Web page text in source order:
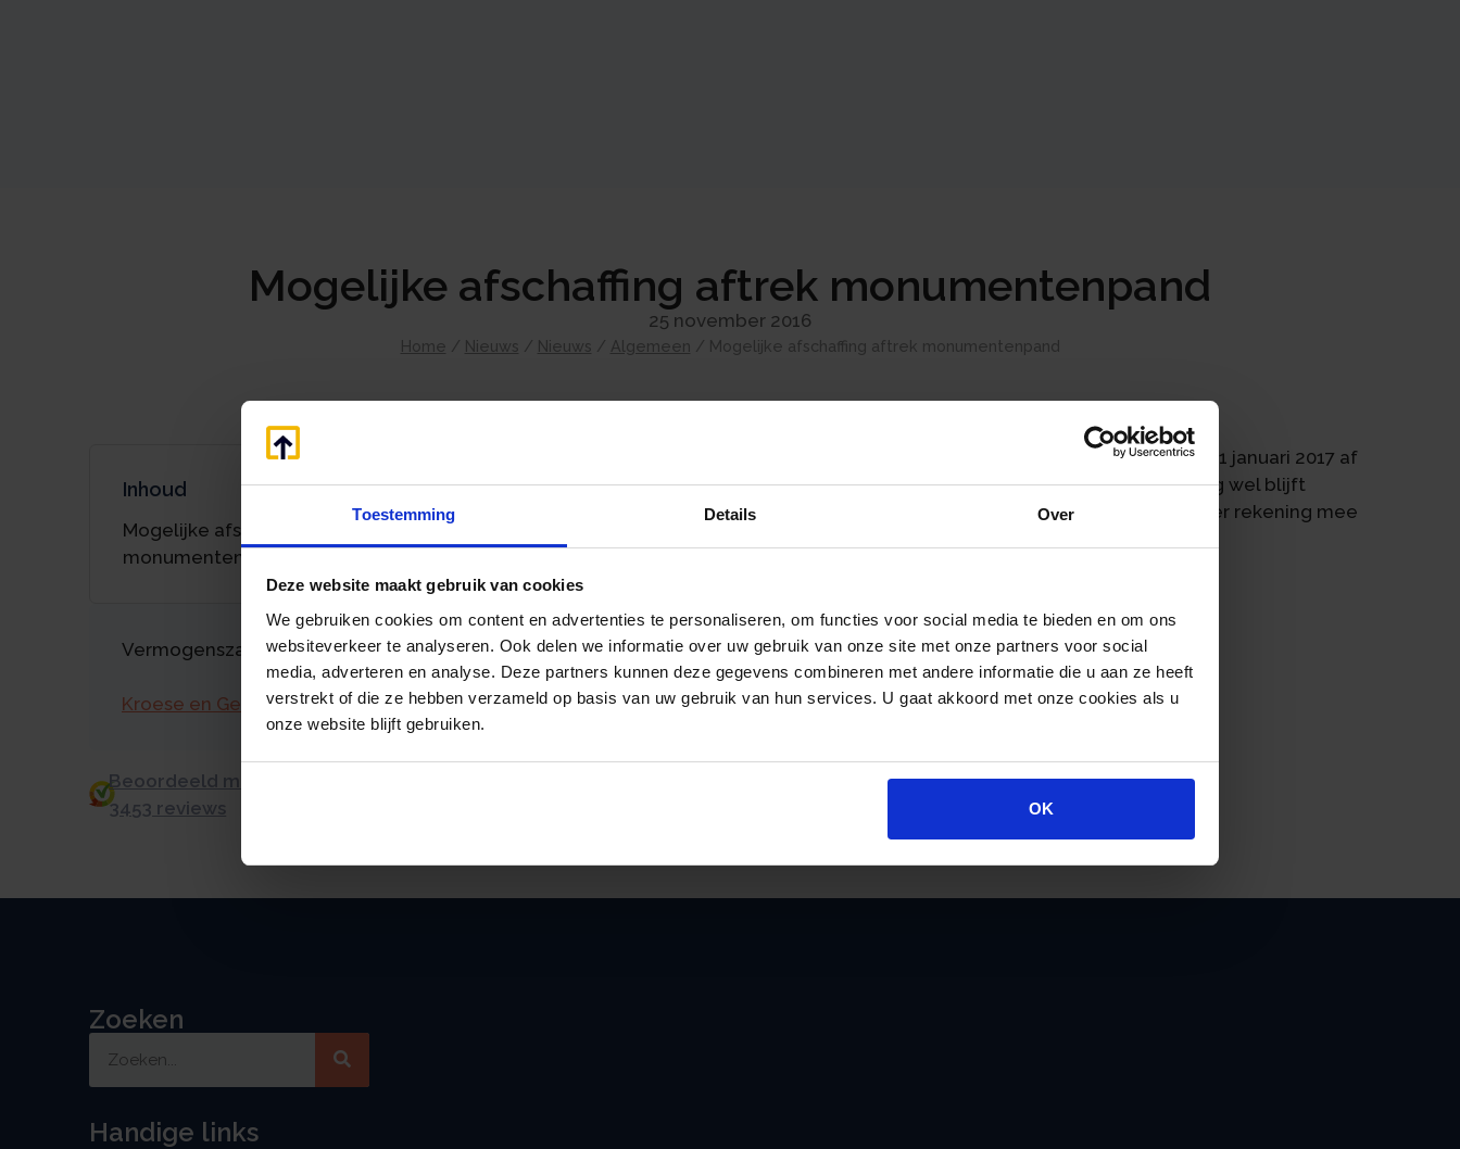
Toestemming Details Over
Deze website maakt gebruik van cookies
We gebruiken cookies om content en advertenties te personaliseren, om functies voor social media te bieden en om ons
websiteverkeer te analyseren. Ook delen we informatie over uw gebruik van onze site met onze partners voor social
media, adverteren en analyse. Deze partners kunnen deze gegevens combineren met andere informatie die u aan ze heeft
verstrekt of die ze hebben verzameld op basis van uw gebruik van hun services. U gaat akkoord met onze cookies als u
onze website blijft gebruiken.
OK
Mogelijke afschaffing aftrek monumentenpand
25 november 2016
Home / Nieuws / Nieuws / Algemeen / Mogelijke afschaffing aftrek monumentenpand
Inhoud
Mogelijke afschaffing aftrek
monumentenpand
Vermogenszaken goed regelen?
Kroese en Geraerts
Beoordeeld met een 9.0 uit 10 op basis van
3453 reviews
Er waren plannen om de aftrek van kosten van monumentenpanden per 1 januari 2017 af
te schaffen. Op 9 november 2016 is aangegeven dat de aftrek in 2017 nog wel blijft
bestaan. Voor 2018 kunnen de regels dus wel worden gewijzigd. Houd hier rekening mee
Zoeken
Handige links